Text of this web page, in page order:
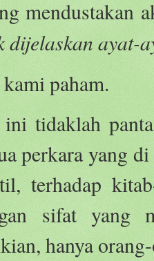
mendustakan
dijelaskan ayat-
paham.
tidaklah
perkara yang
terhadap
sifat yang
hanya